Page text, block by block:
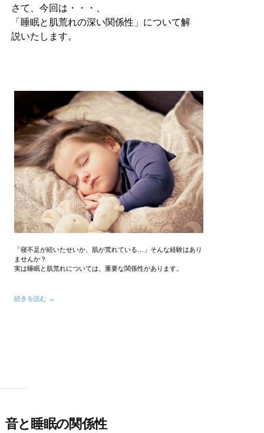
さて、今回は・・・、
「睡眠と肌荒れの深い関係性」について解
説いたします。
「寝不足が続いたせいか、肌が荒れている…」そんな経験はあり
ませんか？
実は睡眠と肌荒れについては、重要な関係性があります。
続きを読む →
音と睡眠の関係性